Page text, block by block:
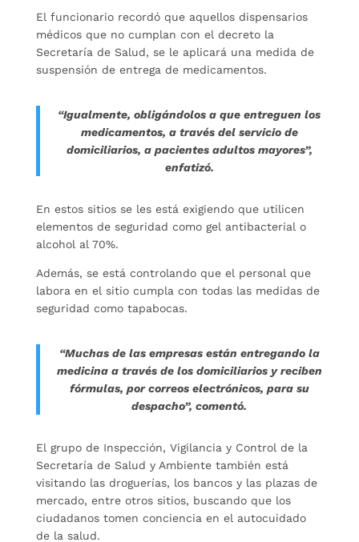
El funcionario recordó que aquellos dispensarios
médicos que no cumplan con el decreto la
Secretaría de Salud, se le aplicará una medida de
suspensión de entrega de medicamentos.
“Igualmente, obligándolos a que entreguen los
medicamentos, a través del servicio de
domiciliarios, a pacientes adultos mayores”,
enfatizó.
En estos sitios se les está exigiendo que utilicen
elementos de seguridad como gel antibacterial o
alcohol al 70%.
Además, se está controlando que el personal que
labora en el sitio cumpla con todas las medidas de
seguridad como tapabocas.
“Muchas de las empresas están entregando la
medicina a través de los domiciliarios y reciben
fórmulas, por correos electrónicos, para su
despacho”, comentó.
El grupo de Inspección, Vigilancia y Control de la
Secretaría de Salud y Ambiente también está
visitando las droguerías, los bancos y las plazas de
mercado, entre otros sitios, buscando que los
ciudadanos tomen conciencia en el autocuidado
de la salud.